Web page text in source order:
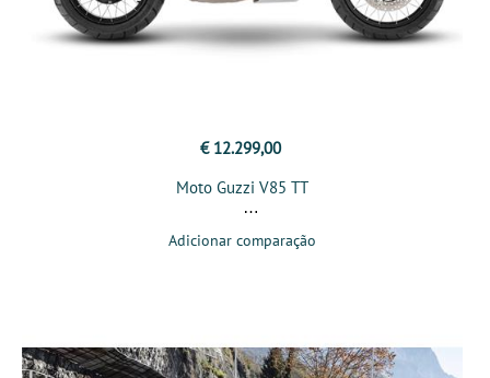
€ 12.299,00
Moto Guzzi V85 TT
Adicionar comparação